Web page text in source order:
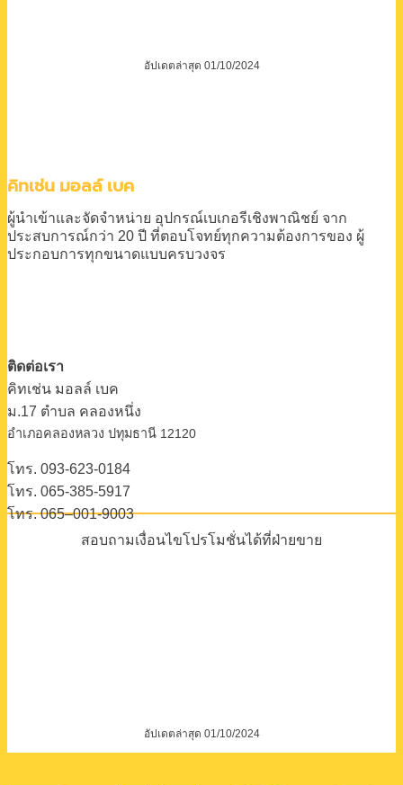
อัปเดตล่าสุด 01/10/2024
คิทเช่น มอลล์ เบค
ผู้นำเข้าและจัดจำหน่าย อุปกรณ์เบเกอรีเชิงพาณิชย์ จาก
ประสบการณ์กว่า 20 ปี ที่ตอบโจทย์ทุกความต้องการของ ผู้
ประกอบการทุกขนาดแบบครบวงจร
ติดต่อเรา
คิทเช่น มอลล์ เบค
ม.17 ตําบล คลองหนึ่ง
อําเภอคลองหลวง ปทุมธานี 12120
โทร. 093-623-0184
โทร. 065-385-5917
โทร. 065–001-9003
สอบถามเงื่อนไขโปรโมชั่นได้ที่ฝ่ายขาย
อัปเดตล่าสุด 01/10/2024